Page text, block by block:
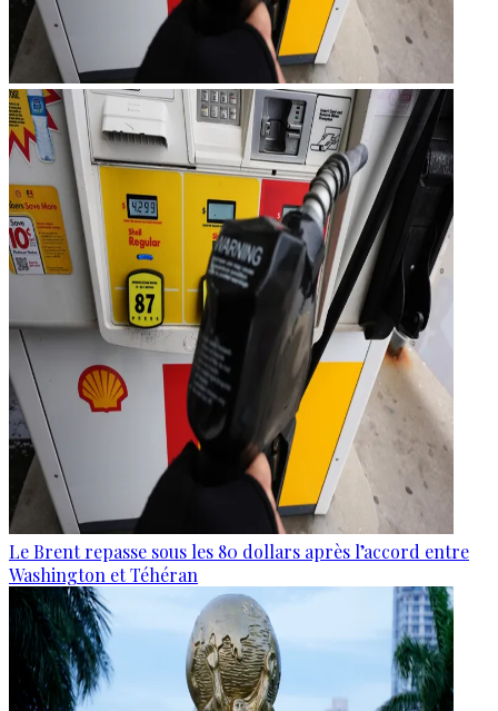
Le Brent repasse sous les 80 dollars après l’accord entre
Washington et Téhéran